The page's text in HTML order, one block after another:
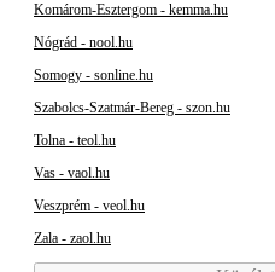
Komárom-Esztergom - kemma.hu
Nógrád - nool.hu
Somogy - sonline.hu
Szabolcs-Szatmár-Bereg - szon.hu
Tolna - teol.hu
Vas - vaol.hu
Veszprém - veol.hu
Zala - zaol.hu